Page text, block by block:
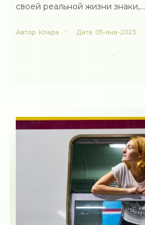
своей реальной жизни знаки,...
Автор Клара Дата 05-янв-2023